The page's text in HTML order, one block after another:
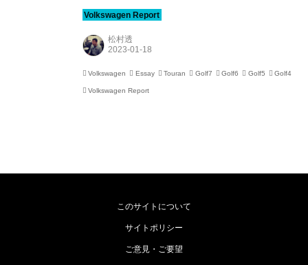
が主です）をしたり、運営をしたり……と、あり
がたいことに、公私ともにクルマ漬けの日々を送
っています。 このたび、ご縁あって8speed.netの
運営に関わらせていただけることになり、ありが
わけ（？）で、どうぞよろしくお願いいたしま
す。 8speed.netの存在自体は、割と早い段階から
松村透
Volkswagen Essay Touran Golf7 Golf6 Golf5 Golf4
Volkswagen Report
このサイトについて
サイトポリシー
ご意見・ご要望